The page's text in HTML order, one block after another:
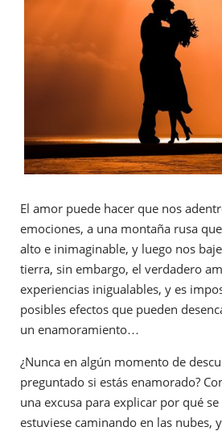
El amor puede hacer que nos
emociones, a una montaña rusa
alto e inimaginable, y luego nos
tierra, sin embargo, el verdadero
experiencias inigualables, y es
posibles efectos que pueden
un enamoramiento…
¿Nunca en algún momento de
preguntado si estás enamorado?
una excusa para explicar por qué
estuviese caminando en las nubes,